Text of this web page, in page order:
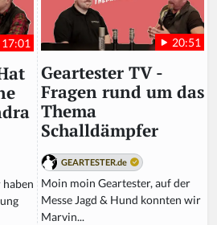
17:01 20:51
Geartester TV -
Fragen rund um das
Thema
Schalldämpfer
GEARTESTER.de
Moin moin Geartester, auf der
Messe Jagd & Hund konnten wir
Marvin...